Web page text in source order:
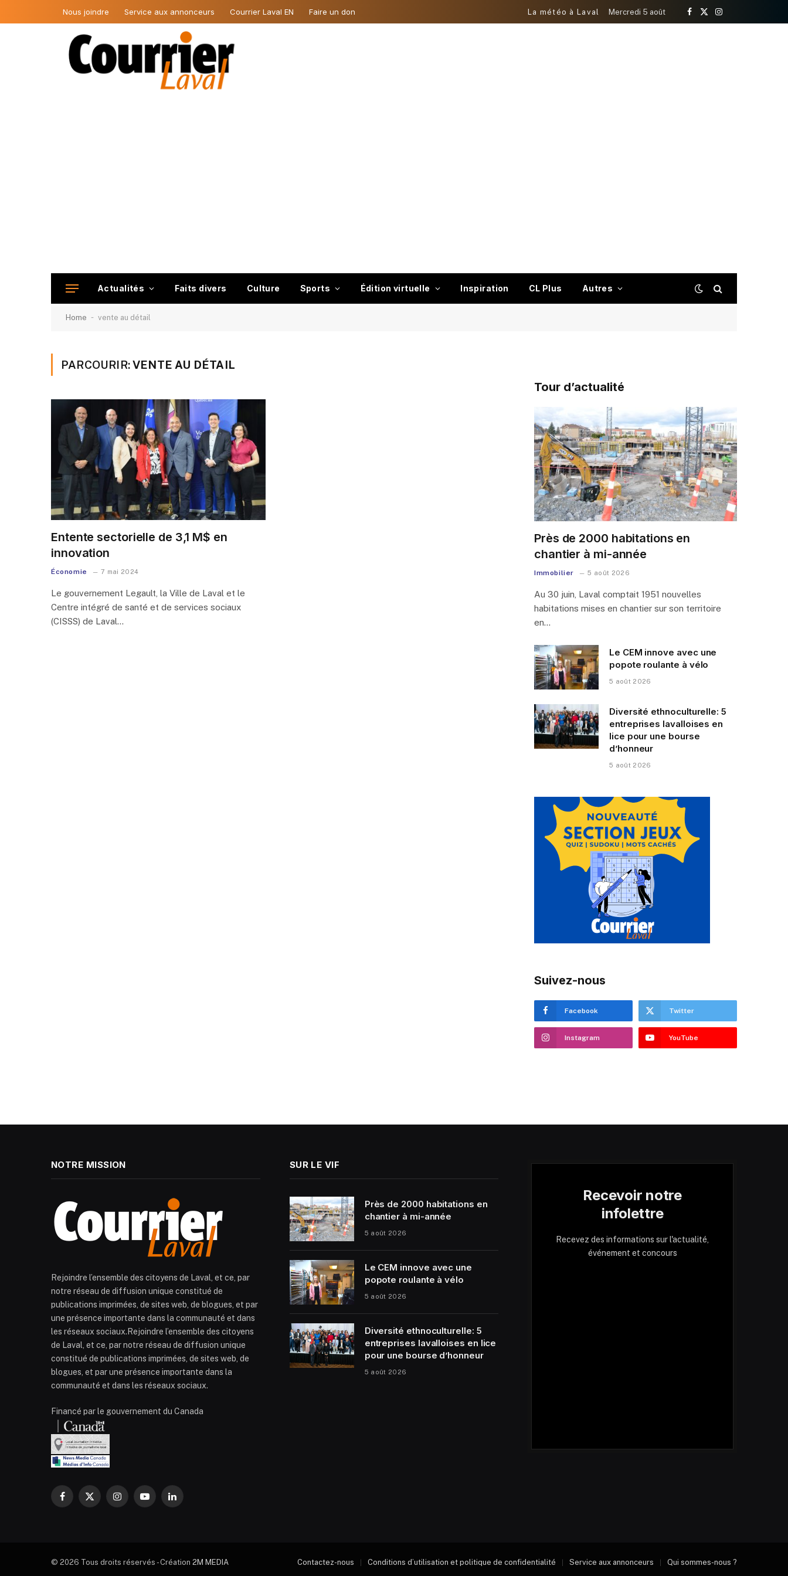
Nous joindre Service aux annonceurs Courrier Laval EN Faire un don La météo à Laval Mercredi 5 août
Facebook
X
Instagram
Actualités Faits divers Culture Sports Édition virtuelle Inspiration CL Plus Autres
Home - vente au détail
PARCOURIR:VENTE AU DÉTAIL
Entente sectorielle de 3,1 M$ en
innovation
Économie 7 mai 2024
Le gouvernement Legault, la Ville de Laval et le
Centre intégré de santé et de services sociaux
(CISSS) de Laval…
Tour d’actualité
Près de 2000 habitations en
chantier à mi-année
Immobilier 5 août 2026
Au 30 juin, Laval comptait 1951 nouvelles
habitations mises en chantier sur son territoire
en…
Le CEM innove avec une
popote roulante à vélo
5 août 2026
Diversité ethnoculturelle: 5
entreprises lavalloises en
lice pour une bourse
d’honneur
5 août 2026
Suivez-nous
Facebook Twitter
Instagram YouTube
NOTRE MISSION
Rejoindre l’ensemble des citoyens de Laval, et ce, par
notre réseau de diffusion unique constitué de
publications imprimées, de sites web, de blogues, et par
une présence importante dans la communauté et dans
les réseaux sociaux.Rejoindre l’ensemble des citoyens
de Laval, et ce, par notre réseau de diffusion unique
constitué de publications imprimées, de sites web, de
blogues, et par une présence importante dans la
communauté et dans les réseaux sociaux.
Financé par le gouvernement du Canada
Facebook
X
InstagramYouTubeLinkedIn
SUR LE VIF
Près de 2000 habitations en
chantier à mi-année
5 août 2026
Le CEM innove avec une
popote roulante à vélo
5 août 2026
Diversité ethnoculturelle: 5
entreprises lavalloises en lice
pour une bourse d’honneur
5 août 2026
Recevoir notre
infolettre
Recevez des informations sur l'actualité,
événement et concours
© 2026 Tous droits réservés - Création 2M MEDIA Contactez-nous Conditions d’utilisation et politique de confidentialité Service aux annonceurs Qui sommes-nous ?